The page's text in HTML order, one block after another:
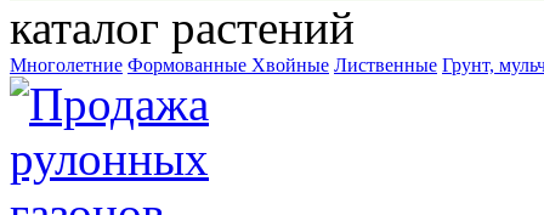
каталог растений
Многолетние Формованные Хвойные Лиственные Грунт,